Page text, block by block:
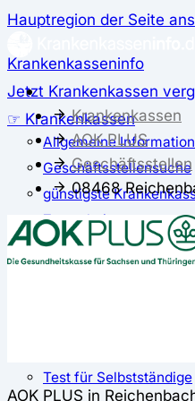
Hauptregion der Seite
Krankenkasseninfo
Jetzt Krankenkassen
☞ Krankenkassen
Allgemeine
Geschäftsstellensuche
günstigste
Zusatzbeitrag
✅ Krankenkassen Test
Der große
Test für Schwangere
Test für Selbstständige
Krankenkassen
AOK PLUS
Geschäftsstellen
08468
AOK PLUS in